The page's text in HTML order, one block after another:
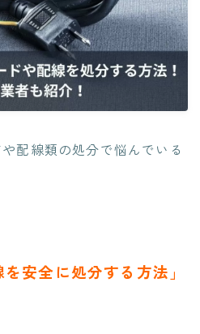
配線類の処分で悩んでいる
を安全に処分する方法」